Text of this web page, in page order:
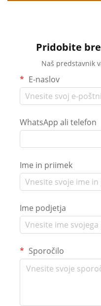
Pridobite
Naš predstavnik
E-naslov
WhatsApp ali telefon
Ime in priimek
Ime podjetja
Sporočilo